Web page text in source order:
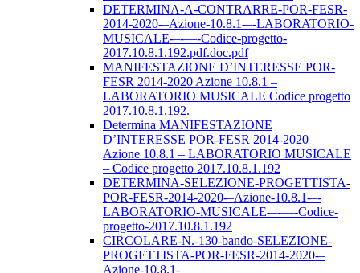
DETERMINA-A-CONTRARRE-POR-FESR-
2014-2020-–Azione-10.8.1-–-LABORATORIO-
MUSICALE-–-––-Codice-progetto-
2017.10.8.1.192.pdf.doc.pdf
MANIFESTAZIONE D’INTERESSE POR-
FESR 2014-2020 Azione 10.8.1 –
LABORATORIO MUSICALE Codice progetto
2017.10.8.1.192.
Determina MANIFESTAZIONE
D’INTERESSE POR-FESR 2014-2020 –
Azione 10.8.1 – LABORATORIO MUSICALE
– Codice progetto 2017.10.8.1.192
DETERMINA-SELEZIONE-PROGETTISTA-
POR-FESR-2014-2020-–Azione-10.8.1-–-
LABORATORIO-MUSICALE-–-––-Codice-
progetto-2017.10.8.1.192
CIRCOLARE-N.-130-bando-SELEZIONE-
PROGETTISTA-POR-FESR-2014-2020-–
Azione-10.8.1-